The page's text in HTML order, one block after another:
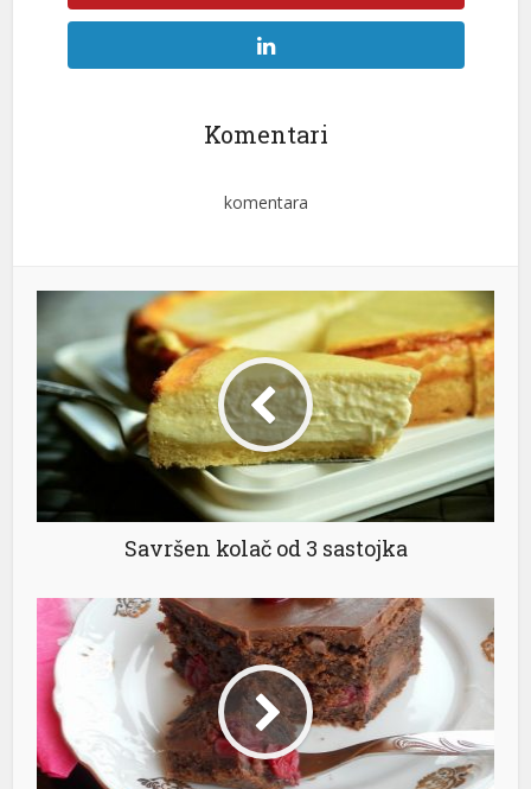
Komentari
komentara
Savršen kolač od 3 sastojka